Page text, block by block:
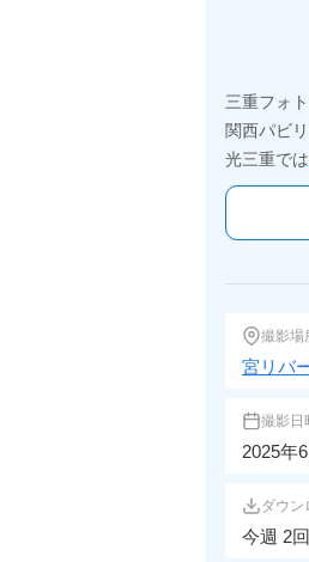
三重フォ
関西パビ
光三重では
撮影場
宮リバ
撮影日
2025年
ダウン
今週 2回